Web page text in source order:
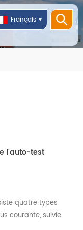
Français
l'auto-test
quatre types
courante, suivie